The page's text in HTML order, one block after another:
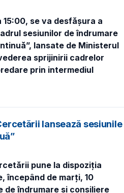
15:00, se va desfășura a
sesiunilor de îndrumare
lansate de Ministerul
sprijinirii cadrelor
prin intermediul
lansează sesiunile
pune la dispoziția
începând de marți, 10
de îndrumare și consiliere